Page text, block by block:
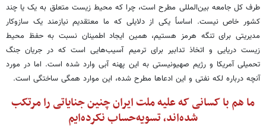
طرف کل جامعه بین‌المللی مطرح است، چرا که محیط زیست متعلق به یک یا چند
کشور خاص نیست. اساساً یکی از دلایلی که ما معتقدیم نیازمند یک سازوکار
مدیریتی برای تنگه هرمز هستیم، همین ایجاد اطمینان نسبت به حفظ محیط
زیست دریایی و اتخاذ تدابیر برای ترمیم آسیب‌هایی است که در جریان جنگ
تحمیلی آمریکا و رژیم صهیونیستی به این پهنه آبی وارد شده است. اما در مورد
آنچه درباره لکه نفتی و این ادعاها مطرح شده، این موارد همگی ساختگی است.
ما هم با کسانی که علیه ملت ایران چنین جنایاتی را مرتکب
شده‌اند، تسویه‌حساب نکرده‌ایم